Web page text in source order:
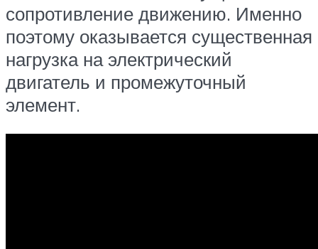
сопротивление движению. Именно
поэтому оказывается существенная
нагрузка на электрический
двигатель и промежуточный
элемент.